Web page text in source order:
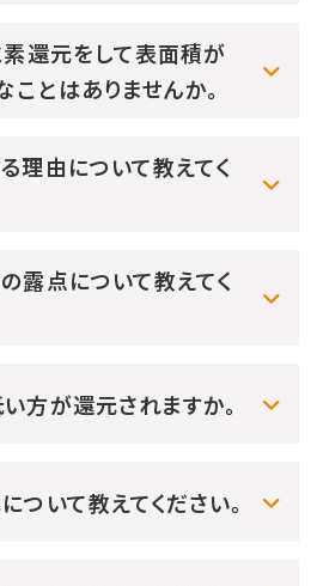
還元をして表面積が
ことはありませんか。
理由について教えてく
露点について教えてく
方が還元されますか。
ついて教えてください。